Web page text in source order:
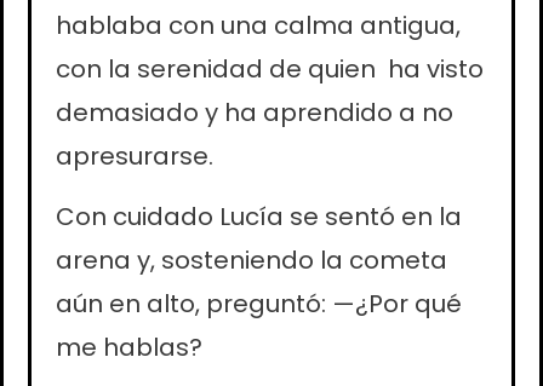
hablaba con una calma antigua,
con la serenidad de quien ha visto
demasiado y ha aprendido a no
apresurarse.
Con cuidado Lucía se sentó en la
arena y, sosteniendo la cometa
aún en alto, preguntó: —¿Por qué
me hablas?